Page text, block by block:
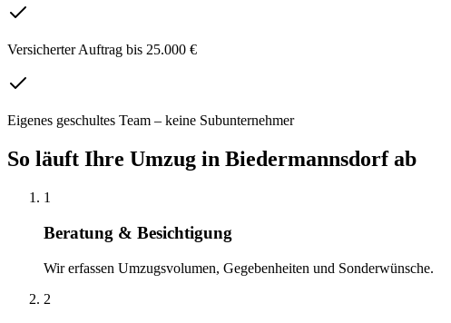
Versicherter Auftrag bis 25.000 €
Eigenes geschultes Team – keine Subunternehmer
So läuft Ihre Umzug in Biedermannsdorfab
1
Beratung & Besichtigung
Wir erfassen Umzugsvolumen, Gegebenheiten und Sonderwünsche.
2